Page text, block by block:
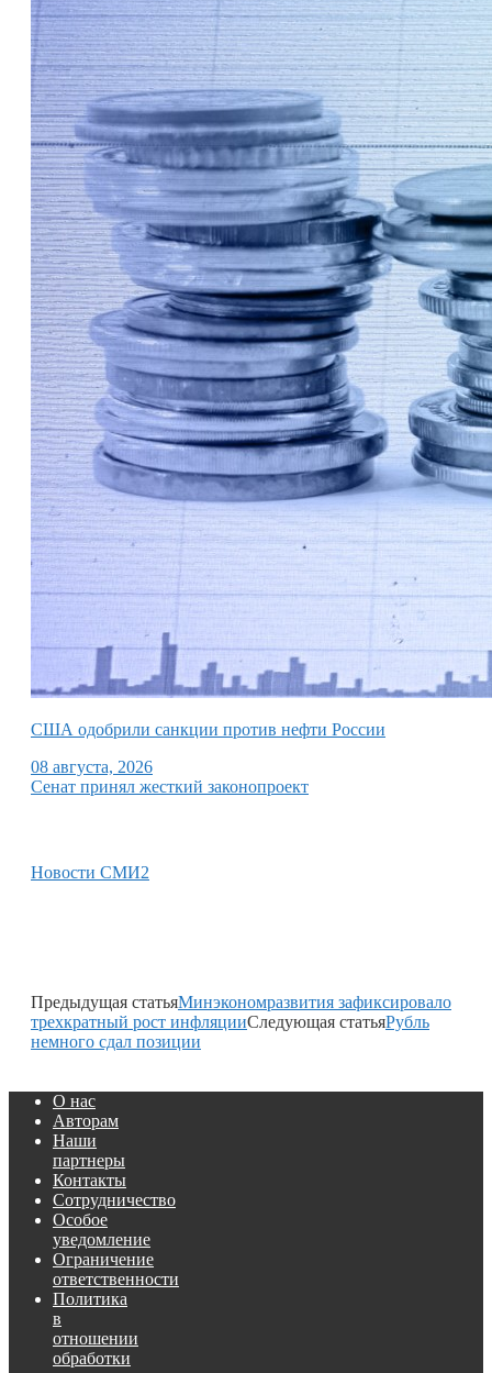
США одобрили санкции против нефти России
08 августа, 2026
Сенат принял жесткий законопроект
Новости СМИ2
Предыдущая статьяМинэкономразвития зафиксировало
трехкратный рост инфляцииСледующая статьяРубль
немного сдал позиции
О нас
Авторам
Наши
партнеры
Контакты
Сотрудничество
Особое
уведомление
Ограничение
ответственности
Политика
в
отношении
обработки